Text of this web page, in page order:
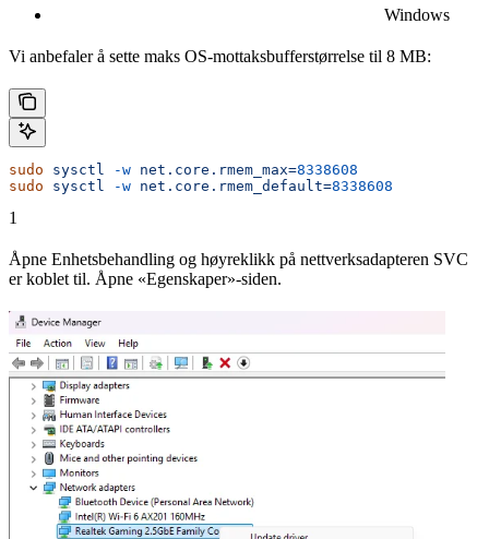
Windows
Vi anbefaler å sette maks OS-mottaksbufferstørrelse til 8 MB:
sudo sysctl -w net.core.rmem_max=8338608
sudo sysctl -w net.core.rmem_default=8338608
1
Åpne Enhetsbehandling og høyreklikk på nettverksadapteren SVC
er koblet til. Åpne «Egenskaper»-siden.